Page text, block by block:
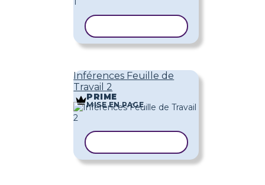
Inférences Feuille de
Travail 2
PRIME
MISE EN PAGE